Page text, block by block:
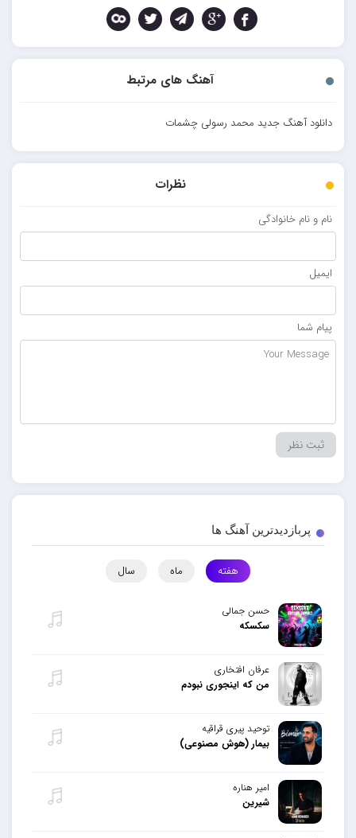
آهنگ های مرتبط
دانلود آهنگ جدید محمد رسولی چشمات
نظرات
نام و نام خانوادگی
ایمیل
پیام شما
پربازدیدترین آهنگ ها
هفته ماه سال
حسن جمالی
سکسکه
عرفان افتخاری
من که اینجوری نبودم
توحید پیری قراقیه
بیمار (هوش مصنوعی)
امیر هناره
شیرین